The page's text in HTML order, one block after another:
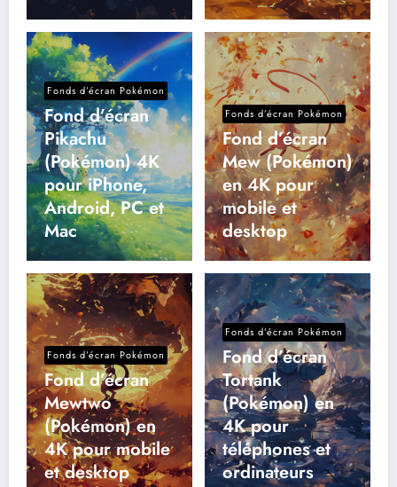
Fonds d’écran Pokémon
Fond d’écran
Pikachu
(Pokémon) 4K
pour iPhone,
Android, PC et
Mac
Fonds d’écran Pokémon
Fond d’écran
Mew (Pokémon)
en 4K pour
mobile et
desktop
Fonds d’écran Pokémon
Fond d’écran
Mewtwo
(Pokémon) en
4K pour mobile
et desktop
Fonds d’écran Pokémon
Fond d’écran
Tortank
(Pokémon) en
4K pour
téléphones et
ordinateurs